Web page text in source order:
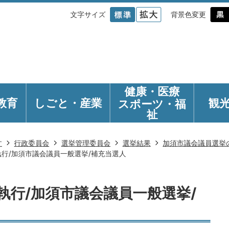
文字サイズ 背景色変更
育 しごと・産業
健康・医療
スポーツ・福
祉
観
行政委員会 選挙管理委員会 選挙結果
加須市議会議員選挙
/加須市議会議員一般選挙/補充当選人
行/加須市議会議員一般選挙/